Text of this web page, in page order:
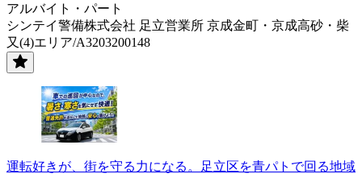
アルバイト・パート
シンテイ警備株式会社 足立営業所 京成金町・京成高砂・柴
又(4)エリア/A3203200148
運転好きが、街を守る力になる。足立区を青パトで回る地域